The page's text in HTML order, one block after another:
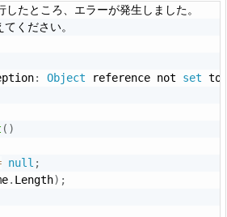
したところ、エラーが発生しました。
ください。
: Object reference not set to
( )
null ;
. Length) ;